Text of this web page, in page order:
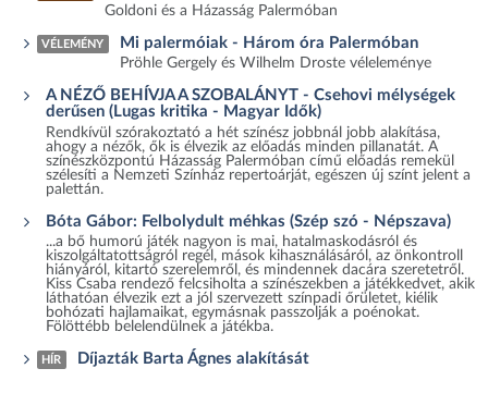
Goldoni és a Házasság Palermóban
VÉLEMÉNY Mi palermóiak - Három óra Palermóban
Pröhle Gergely és Wilhelm Droste véleleménye
A NÉZŐ BEHÍVJA A SZOBALÁNYT - Csehovi mélységek
derűsen (Lugas kritika - Magyar Idők)
Rendkívül szórakoztató a hét színész jobbnál jobb alakítása,
ahogy a nézők, ők is élvezik az előadás minden pillanatát. A
színészközpontú Házasság Palermóban című előadás remekül
szélesíti a Nemzeti Színház repertoárját, egészen új színt jelent a
palettán.
Bóta Gábor: Felbolydult méhkas (Szép szó - Népszava)
...a bő humorú játék nagyon is mai, hatalmaskodásról és
kiszolgáltatottságról regél, mások kihasználásáról, az önkontroll
hiányáról, kitartó szerelemről, és mindennek dacára szeretetről.
Kiss Csaba rendező felcsiholta a színészekben a játékkedvet, akik
láthatóan élvezik ezt a jól szervezett színpadi őrületet, kiélik
bohózati hajlamaikat, egymásnak passzolják a poénokat.
Fölöttébb belelendülnek a játékba.
HÍR Díjazták Barta Ágnes alakítását